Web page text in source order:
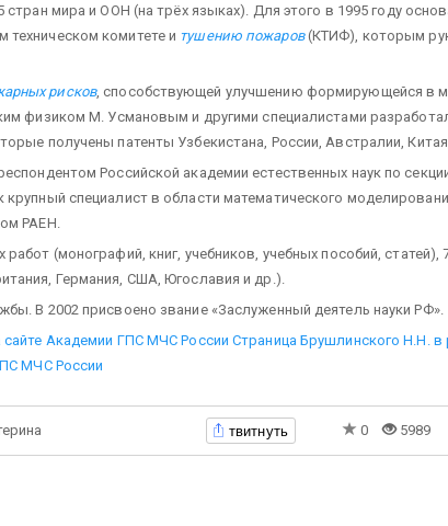
стран мира и ООН (на трёх языках). Для этого в 1995 году
комитете и тушению пожаров(КТИФ), которым
рисков, способствующей улучшению формирующейся в
физиком М. Усмановым и другими специалистами
получены патенты Узбекистана, России, Австралии,
Российской академии естественных наук по
крупный специалист в области математического
РАЕН.
(монографий, книг, учебников, учебных пособий, статей),
Германия, США, Югославия и др.).
В 2002 присвоено звание «Заслуженный деятель науки РФ».
Академии ГПС МЧС России Страница Брушлинского Н.Н. в
МЧС России
твитнуть 0 5989